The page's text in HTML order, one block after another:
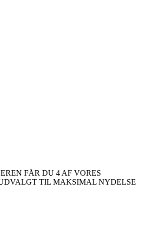
FÅR DU 4 AF VORES
TIL MAKSIMAL NYDELSE